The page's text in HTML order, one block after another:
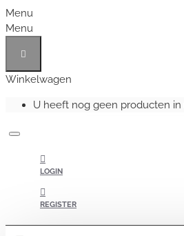
Menu
Menu
Winkelwagen
U heeft nog geen producten
LOGIN
REGISTER